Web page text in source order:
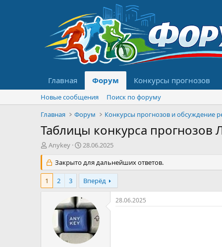
Главная Форум Конкурсы прогнозов
Новые сообщения
Поиск по форуму
Главная
Форум
Таблицы конкурса прогнозов
А
т
о
т
Anykey
Д
т
а
н
а
ч
а
л
а
28.06.2025
Закрыто для дальнейших ответов.
1 2 3 Вперёд
28.06.2025